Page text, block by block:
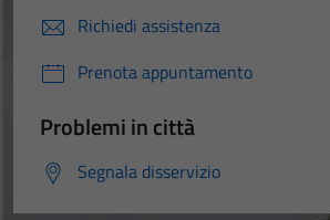
Richiedi assistenza
Prenota appuntamento
Problemi in città
Segnala disservizio